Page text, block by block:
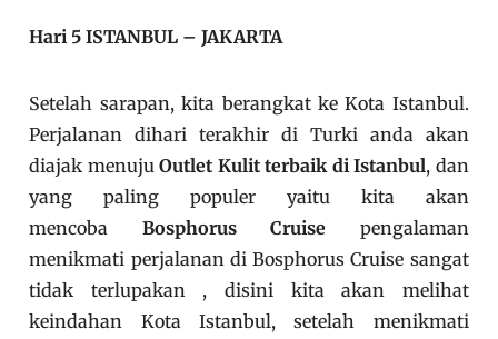
Hari 5 ISTANBUL – JAKARTA
Setelah sarapan, kita berangkat ke Kota Istanbul.
Perjalanan dihari terakhir di Turki anda akan
diajak menujuOutlet Kulit terbaik di Istanbul, dan
yang paling populer yaitu kita akan
mencoba Bosphorus Cruise pengalaman
menikmati perjalanan di Bosphorus Cruise sangat
tidak terlupakan , disini kita akan melihat
keindahan Kota Istanbul, setelah menikmati